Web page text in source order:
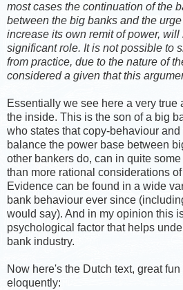
most cases the continuation of the
between the big banks and the
increase its own remit of power, will
significant role. It is not possible to
from practice, due to the nature of
considered a given that this
Essentially we see here a very true
the inside. This is the son of a big
who states that copy-behaviour
balance the power base between
other bankers do, can in quite
than more rational considerations
Evidence can be found in a wide
bank behaviour ever since
would say). And in my opinion this
psychological factor that helps
bank industry.
Now here's the Dutch text, great
eloquently: